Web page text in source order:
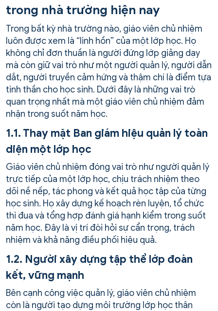
trong nhà trường hiện nay
Trong bất kỳ nhà trường nào, giáo viên chủ nhiệm
luôn được xem là “linh hồn” của một lớp học. Họ
không chỉ đơn thuần là người đứng lớp giảng dạy
mà còn giữ vai trò như một người quản lý, người dẫn
dắt, người truyền cảm hứng và thậm chí là điểm tựa
tinh thần cho học sinh. Dưới đây là những vai trò
quan trọng nhất mà một giáo viên chủ nhiệm đảm
nhận trong suốt năm học.
1.1. Thay mặt Ban giám hiệu quản lý toàn
diện một lớp học
Giáo viên chủ nhiệm đóng vai trò như người quản lý
trực tiếp của một lớp học, chịu trách nhiệm theo
dõi nề nếp, tác phong và kết quả học tập của từng
học sinh. Họ xây dựng kế hoạch rèn luyện, tổ chức
thi đua và tổng hợp đánh giá hạnh kiểm trong suốt
năm học. Đây là vị trí đòi hỏi sự cẩn trọng, trách
nhiệm và khả năng điều phối hiệu quả.
1.2. Người xây dựng tập thể lớp đoàn
kết, vững mạnh
Bên cạnh công việc quản lý, giáo viên chủ nhiệm
còn là người tạo dựng môi trường lớp học thân